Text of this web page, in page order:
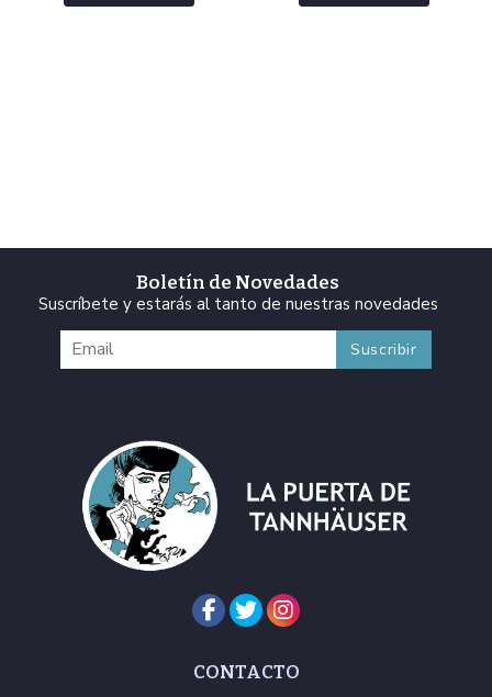
Boletín de Novedades
Suscríbete y estarás al tanto de nuestras novedades
CONTACTO